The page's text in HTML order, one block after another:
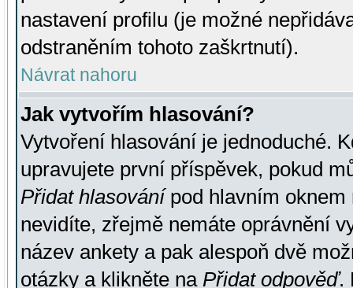
nastavení profilu (je možné
odstraněním tohoto zaškrtnutí).
Návrat nahoru
Jak vytvořím hlasování?
Vytvoření hlasování je jednoduché.
upravujete první příspěvek, pokud
Přidat hlasovánípod hlavním oknem
nevidíte, zřejmě nemáte oprávnění
název ankety a pak alespoň dvě
otázky a klikněte na Přidat odpověď.